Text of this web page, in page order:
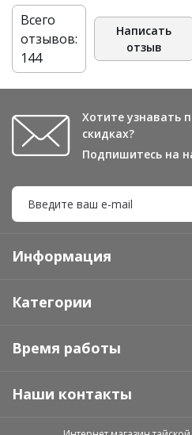
Всего
отзывов:
144
Написать
отзыв
Хотите узнавать
скидках?
Подпишитесь на
Информация
Категории
Время работы
Наши контакты